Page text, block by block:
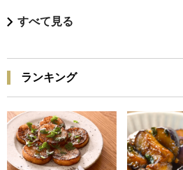
すべて見る
ランキング